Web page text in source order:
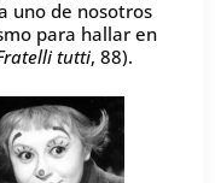
uno de nosotros
para hallar en
tutti, 88).